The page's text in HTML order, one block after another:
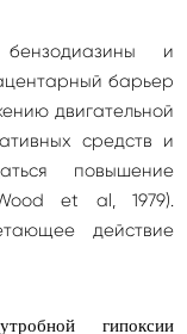
и
барьер
двигательной
средств и
повышение
et al, 1979).
действие
гипоксии